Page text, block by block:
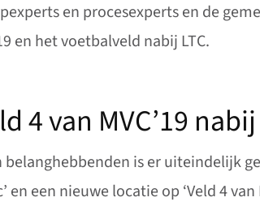
en procesexperts en de
en het voetbalveld nabij LTC.
van MVC’19 nabij
is er uiteindelijk
een nieuwe locatie op ‘Veld 4 van